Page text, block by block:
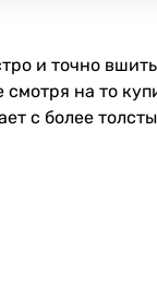
и точно
смотря на то
с более